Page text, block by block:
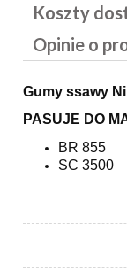
Koszty
Cena nie
Opinie o
Gumy ssawy
PASUJE DO
BR 855
SC 3500